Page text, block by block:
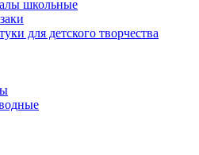
школьные
для детского творчества